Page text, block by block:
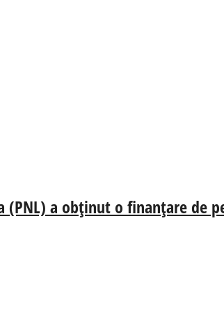
(PNL) a obținut o finanțare de